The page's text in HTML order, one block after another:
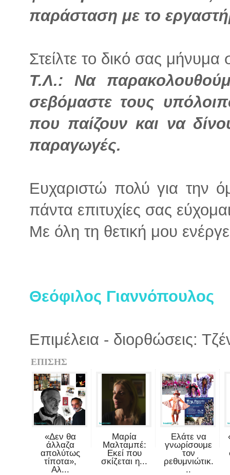
παράσταση με το
Στείλτε το δικό σας μήνυμα
Τ.Λ.: Να
σεβόμαστε τους
που παίζουν και να
παραγωγές.
Ευχαριστώ πολύ για την
πάντα επιτυχίες σας
Με όλη τη θετική μου
Θεόφιλος Γιαννόπουλος
Επιμέλεια - διορθώσεις:
ΕΠΙΣΗΣ
«Δεν θα
άλλαζα
απολύτως
τίποτα»,
Αλ...
Μαρία
Μαλταμπέ:
Εκεί που
σκίζεται η...
Ελάτε να
γνωρίσουμε
τον
ρεθυμνιώτικ.
..